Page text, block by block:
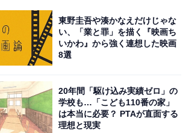
時にヘボめしという看板にひかれた
ら聞いて蜂って食べられるのかと思っ
は楽しめると思う」（40代女性／千葉
ントは原文ママです
東野圭吾や湊かなえだけじゃな
い、「業と罪」を描く『映画ち
いかわ』から強く連想した映画
8選
20年間「駆け込み実績ゼロ」の
学校も…「こども110番の家」
は本当に必要？ PTAが直面する
理想と現実